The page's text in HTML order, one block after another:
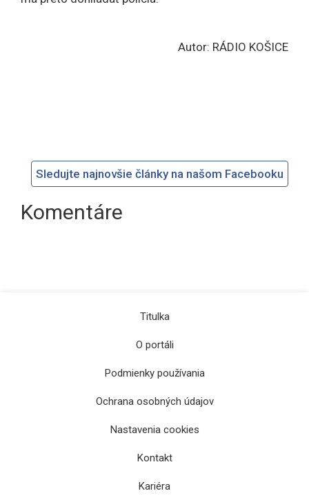
Autor: RÁDIO KOŠICE
Sledujte najnovšie články na našom Facebooku
Komentáre
Titulka
O portáli
Podmienky používania
Ochrana osobných údajov
Nastavenia cookies
Kontakt
Kariéra